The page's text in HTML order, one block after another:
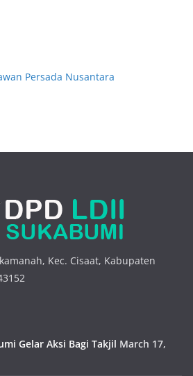
Persada Nusantara
Kec. Cisaat, Kabupaten
Gelar Aksi Bagi Takjil March 17,